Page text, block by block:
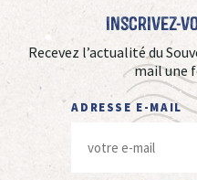
Inscrivez-
Recevez l’actualité du
mail une
ADRESSE E-MAIL